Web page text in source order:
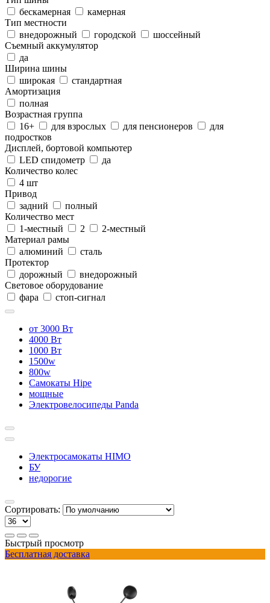
бескамерная
камерная
Тип местности
внедорожный
городской
шоссейный
Съемный аккумулятор
да
Ширина шины
широкая
стандартная
Амортизация
полная
Возрастная группа
16+
для взрослых для пенсионеров
для
подростков
Дисплей, бортовой компьютер
LED спидометр
да
Количество колес
4 шт
Привод
задний
полный
Количество мест
1-местный
2
2-местный
Материал рамы
алюминий
сталь
Протектор
дорожный
внедорожный
Световое оборудование
фара
стоп-сигнал
от 3000 Вт
4000 Вт
1000 Вт
1500w
800w
Самокаты Hipe
мощные
Электровелосипеды Panda
Электросамокаты HIMO
БУ
недорогие
Сортировать:
Быстрый просмотр
Бесплатная доставка